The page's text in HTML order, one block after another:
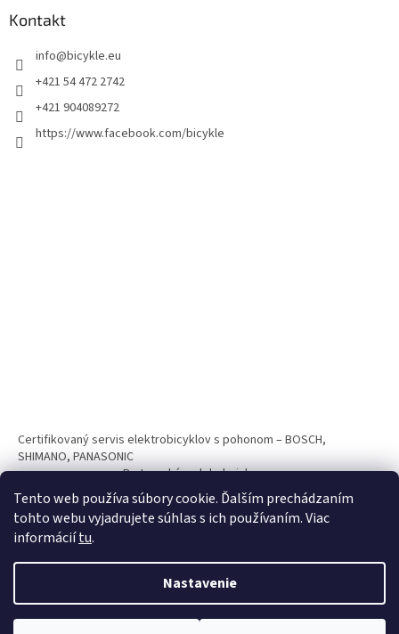
Tento web používa súbory cookie. Ďalším prechádzaním
tohto webu vyjadrujete súhlas s ich používaním. Viac
informáciítu.
Nastavenie
Kontakt
info@bicykle.eu
+421 54 472 2742
+421 904089272
https://www.facebook.com/bicykle
Certifikovaný servis elektrobicyklov s pohonom – BOSCH,
SHIMANO, PANASONIC
Partnerský web hokejshop.eu
Vytvoril Shoptet